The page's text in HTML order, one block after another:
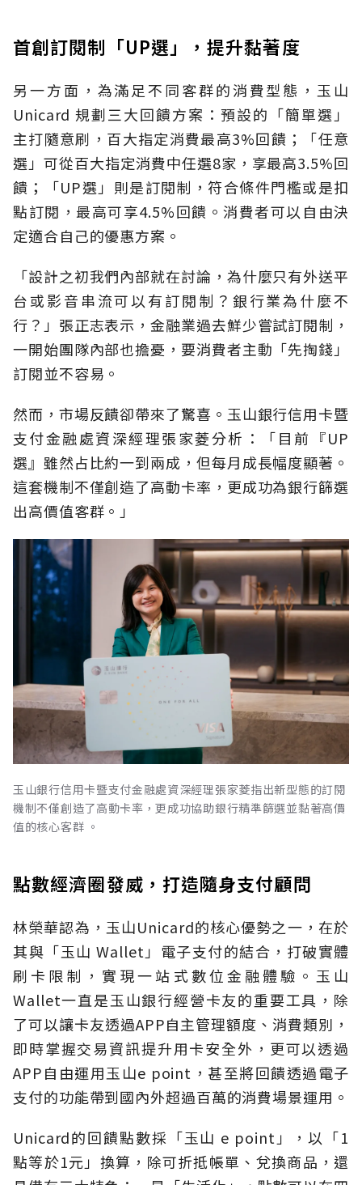
首創訂閱制「UP選」，提升黏著度
另一方面，為滿足不同客群的消費型態，玉山
Unicard 規劃三大回饋方案：預設的「簡單選」
主打隨意刷，百大指定消費最高3%回饋；「任意
選」可從百大指定消費中任選8家，享最高3.5%回
饋；「UP選」則是訂閱制，符合條件門檻或是扣
點訂閱，最高可享4.5%回饋。消費者可以自由決
定適合自己的優惠方案。
「設計之初我們內部就在討論，為什麼只有外送平
台或影音串流可以有訂閱制？銀行業為什麼不
行？」張正志表示，金融業過去鮮少嘗試訂閱制，
一開始團隊內部也擔憂，要消費者主動「先掏錢」
訂閱並不容易。
然而，市場反饋卻帶來了驚喜。玉山銀行信用卡暨
支付金融處資深經理張家菱分析：「目前『UP
選』雖然占比約一到兩成，但每月成長幅度顯著。
這套機制不僅創造了高動卡率，更成功為銀行篩選
出高價值客群。」
玉山銀行信用卡暨支付金融處資深經理張家菱指出新型態的訂閱
機制不僅創造了高動卡率，更成功協助銀行精準篩選並黏著高價
值的核心客群 。
點數經濟圈發威，打造隨身支付顧問
林榮華認為，玉山Unicard的核心優勢之一，在於
其與「玉山 Wallet」電子支付的結合，打破實體
刷卡限制，實現一站式數位金融體驗。玉山
Wallet一直是玉山銀行經營卡友的重要工具，除
了可以讓卡友透過APP自主管理額度、消費類別，
即時掌握交易資訊提升用卡安全外，更可以透過
APP自由運用玉山e point，甚至將回饋透過電子
支付的功能帶到國內外超過百萬的消費場景運用。
Unicard的回饋點數採「玉山 e point」，以「1
點等於1元」換算，除可折抵帳單、兌換商品，還